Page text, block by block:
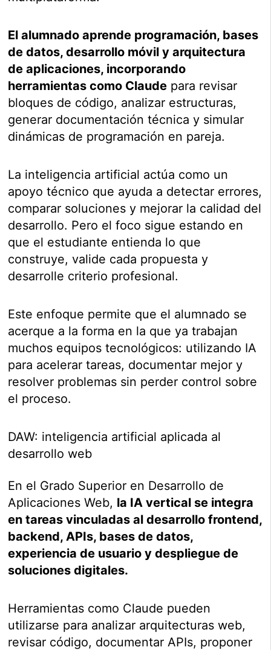
El alumnado aprende programación, bases
de datos, desarrollo móvil y arquitectura
de aplicaciones, incorporando
herramientas como Claude para revisar
bloques de código, analizar estructuras,
generar documentación técnica y simular
dinámicas de programación en pareja.
La inteligencia artificial actúa como un
apoyo técnico que ayuda a detectar errores,
comparar soluciones y mejorar la calidad del
desarrollo. Pero el foco sigue estando en
que el estudiante entienda lo que
construye, valide cada propuesta y
desarrolle criterio profesional.
Este enfoque permite que el alumnado se
acerque a la forma en la que ya trabajan
muchos equipos tecnológicos: utilizando IA
para acelerar tareas, documentar mejor y
resolver problemas sin perder control sobre
el proceso.
DAW: inteligencia artificial aplicada al
desarrollo web
En el Grado Superior en Desarrollo de
Aplicaciones Web, la IA vertical se integra
en tareas vinculadas al desarrollo frontend,
backend, APIs, bases de datos,
experiencia de usuario y despliegue de
soluciones digitales.
Herramientas como Claude pueden
utilizarse para analizar arquitecturas web,
revisar código, documentar APIs, proponer